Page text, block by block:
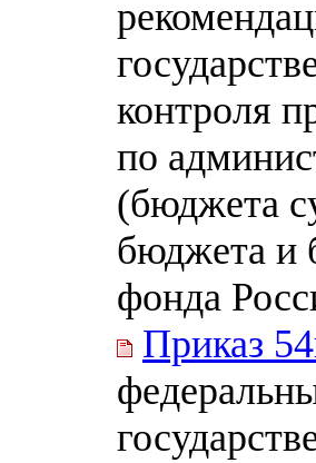
контроля
по
(бюджета
бюджета и
фонда
Приказ